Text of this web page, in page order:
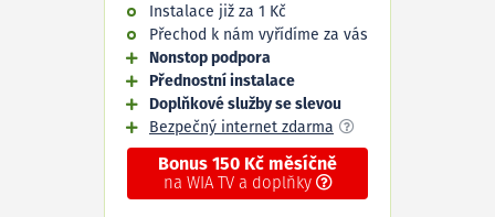
Instalace již za 1 Kč
Přechod k nám vyřídíme za vás
Nonstop podpora
Přednostní instalace
Doplňkové služby se slevou
Bezpečný internet zdarma
Bonus 150 Kč měsíčně
na WIA TV a doplňky